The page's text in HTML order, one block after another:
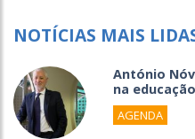
NOTÍCIAS MAIS
António
na
AGENDA